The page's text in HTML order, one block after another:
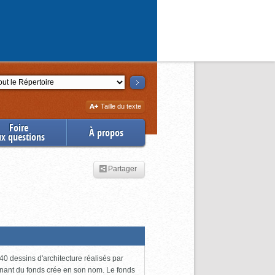
Augmenter
la
Taille du texte
Foire
questions À propos
Partager
dessins d'architecture réalisés par
du fonds crée en son nom. Le fonds